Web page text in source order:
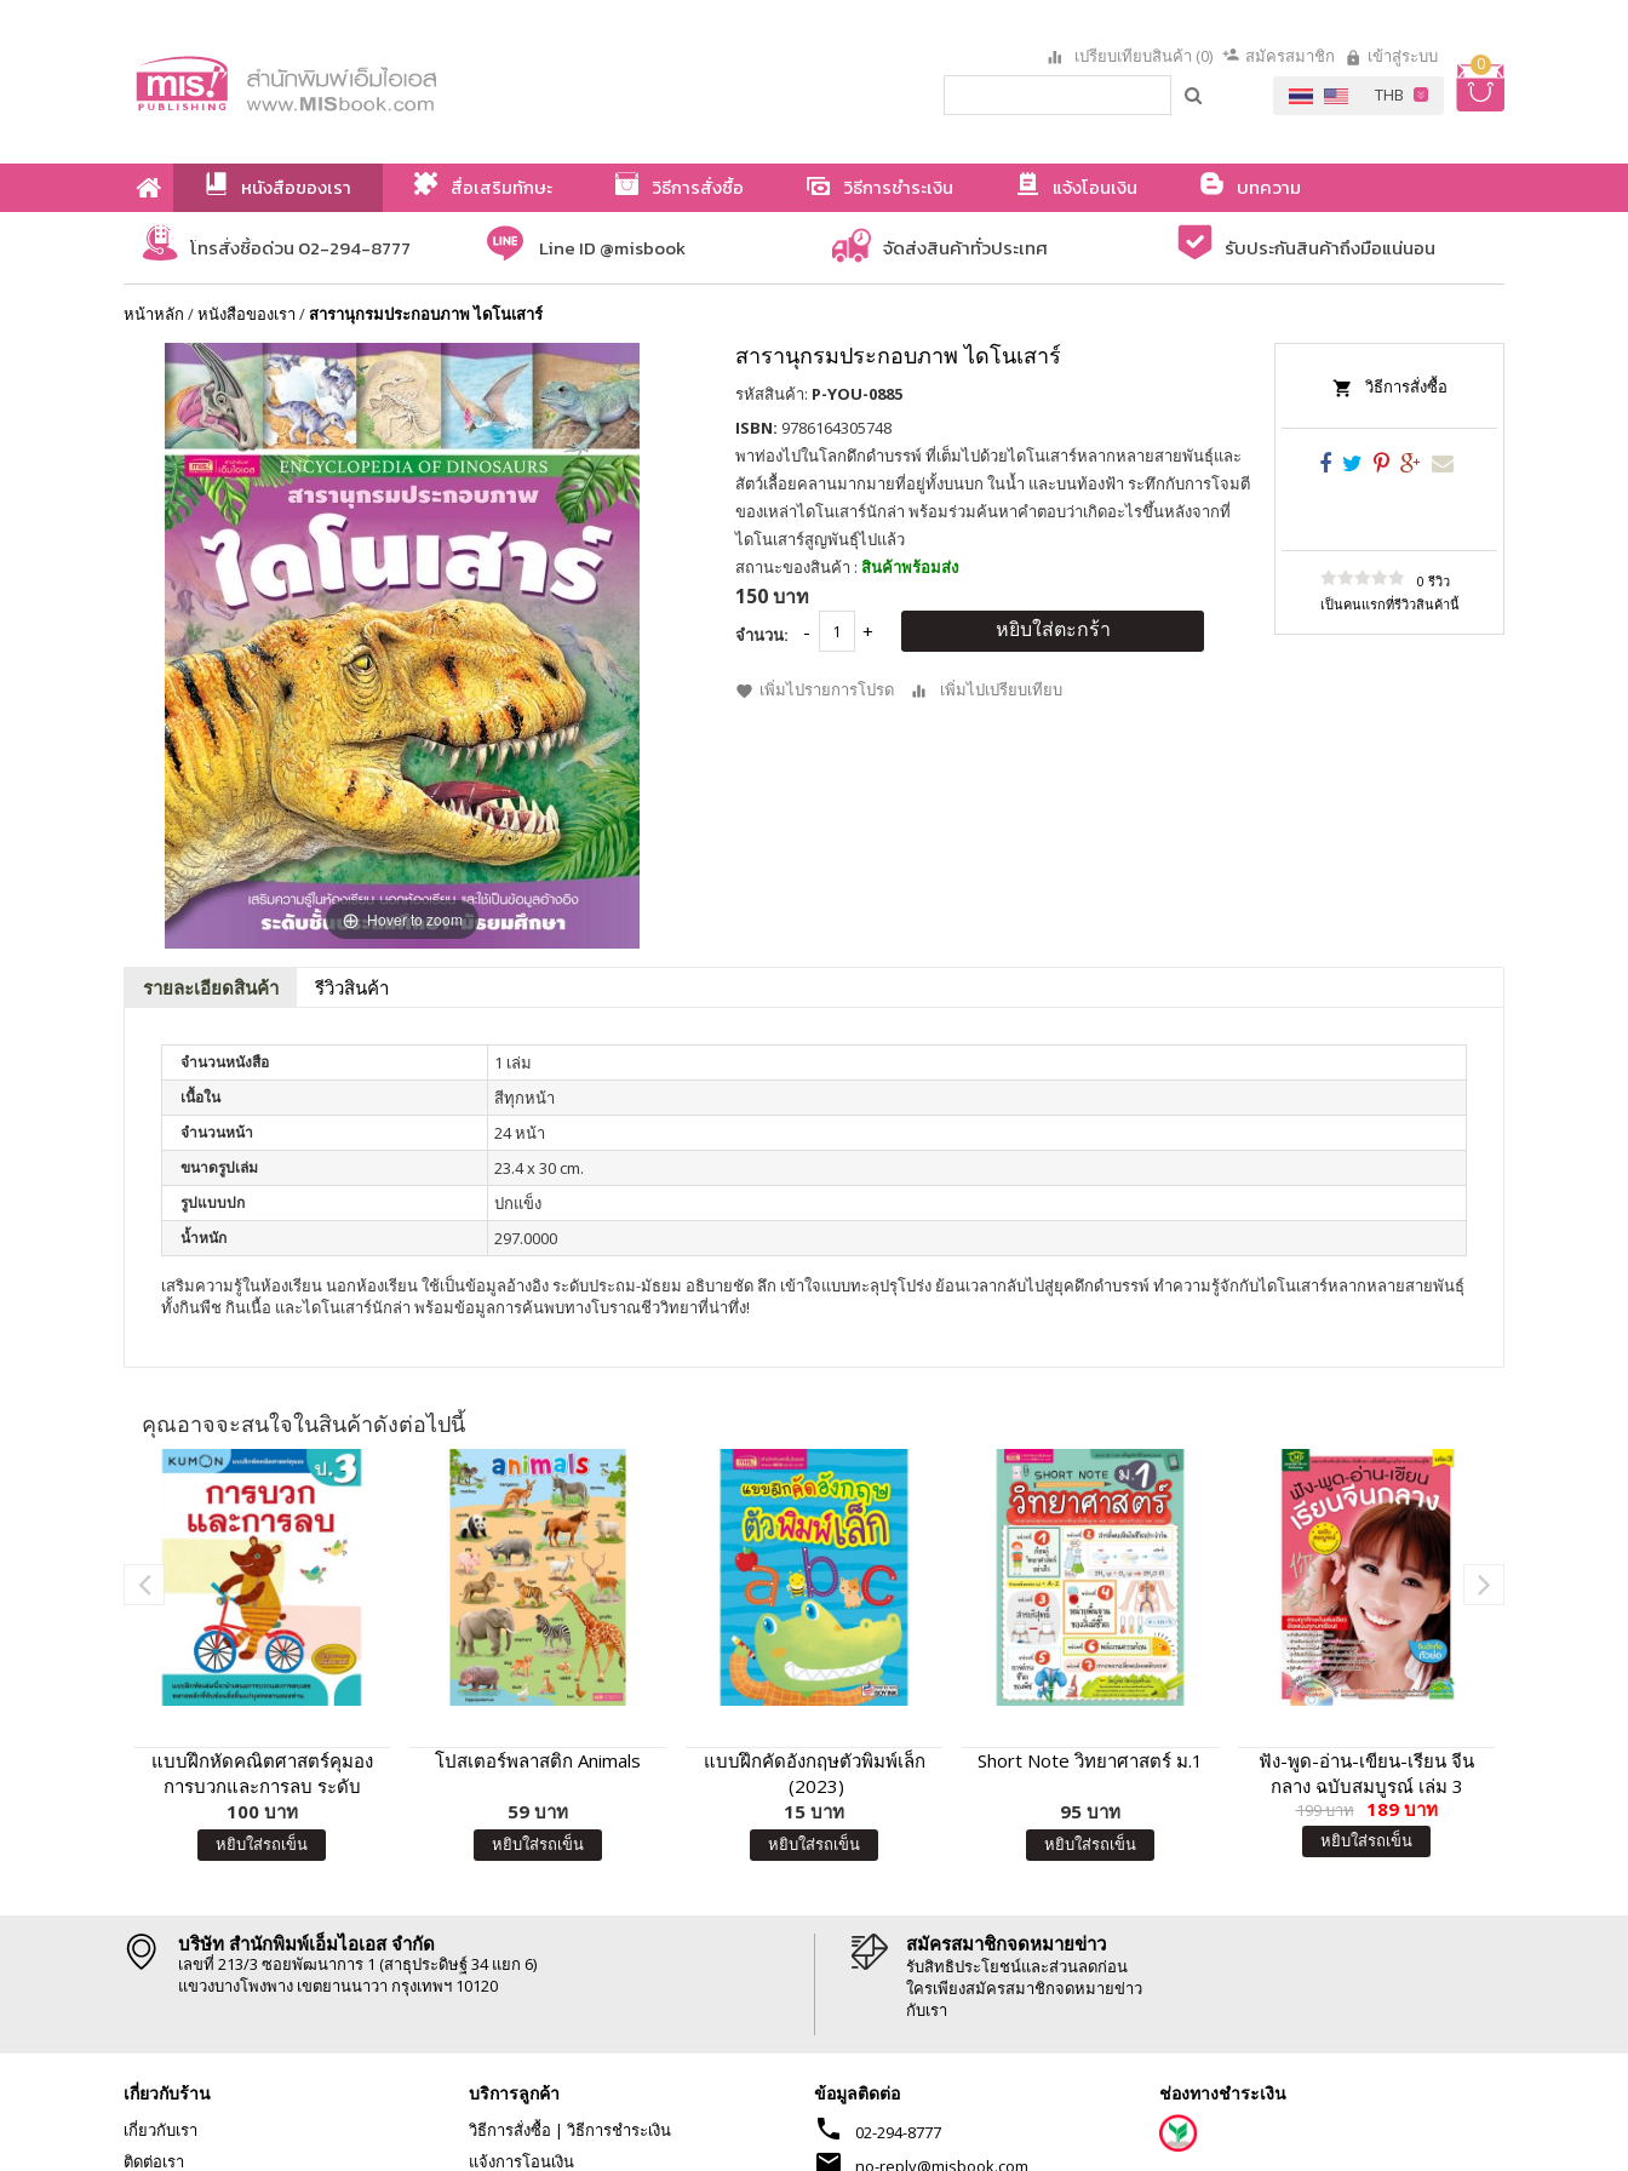
0
เปรียบเทียบสินค้า (0) สมัครสมาชิก เข้าสู่ระบบ
หนังสือของเรา สื่อเสริมทักษะ วิธีการสั่งซื้อ วิธีการชำระเงิน แจ้งโอนเงิน
บทความ
เกี่ยวกับเรา
โทรสั่งซื้อด่วน 02-294-8777 Line ID @misbook จัดส่งสินค้าทั่วประเทศ รับประกันสินค้าถึงมือแน่นอน
หน้าหลัก /หนังสือของเรา /สารานุกรมประกอบภาพ ไดโนเสาร์
Hover to zoom
สารานุกรมประกอบภาพ ไดโนเสาร์
รหัสสินค้า: P-YOU-0885
ISBN: 9786164305748
พาท่องไปในโลกดึกดำบรรพ์ ที่เต็มไปด้วยไดโนเสาร์หลากหลายสายพันธุ์และ
สัตว์เลื้อยคลานมากมายที่อยู่ทั้งบนบก ในน้ำ และบนท้องฟ้า ระทึกกับการโจมตี
ของเหล่าไดโนเสาร์นักล่า พร้อมร่วมค้นหาคำตอบว่าเกิดอะไรขึ้นหลังจากที่
ไดโนเสาร์สูญพันธุ์ไปแล้ว
สถานะของสินค้า : สินค้าพร้อมส่ง
150 บาท
จำนวน: หยิบใส่ตะกร้า
เพิ่มไปรายการโปรด เพิ่มไปเปรียบเทียบ
วิธีการสั่งซื้อ
0 รีวิว
เป็นคนแรกที่รีวิวสินค้านี้
รายละเอียดสินค้า รีวิวสินค้า
จำนวนหนังสือ 1 เล่ม
เนื้อใน สีทุกหน้า
จำนวนหน้า 24 หน้า
ขนาดรูปเล่ม 23.4 x 30 cm.
รูปแบบปก ปกแข็ง
น้ำหนัก 297.0000
เสริมความรู้ในห้องเรียน นอกห้องเรียน ใช้เป็นข้อมูลอ้างอิง ระดับประถม-มัธยม อธิบายชัด ลึก เข้าใจแบบทะลุปรุโปร่ง ย้อนเวลากลับไปสู่ยุคดึกดำบรรพ์ ทำความรู้จักกับไดโนเสาร์หลากหลายสายพันธุ์
ทั้งกินพืช กินเนื้อ และไดโนเสาร์นักล่า พร้อมข้อมูลการค้นพบทางโบราณชีววิทยาที่น่าทึ่ง!
คุณอาจจะสนใจในสินค้าดังต่อไปนี้
แบบฝึกหัดคณิตศาสตร์คุมอง
การบวกและการลบ ระดับ
ประถมศึกษาปีที่ 3
100 บาท
หยิบใส่รถเข็น
โปสเตอร์พลาสติก Animals
59 บาท
หยิบใส่รถเข็น
แบบฝึกคัดอังกฤษตัวพิมพ์เล็ก
(2023)
15 บาท
หยิบใส่รถเข็น
Short Note วิทยาศาสตร์ ม.1
95 บาท
หยิบใส่รถเข็น
ฟัง-พูด-อ่าน-เขียน-เรียน จีน
กลาง ฉบับสมบูรณ์ เล่ม 3
199 บาท 189 บาท
หยิบใส่รถเข็น
บริษัท สำนักพิมพ์เอ็มไอเอส จำกัด
เลขที่ 213/3 ซอยพัฒนาการ 1 (สาธุประดิษฐ์ 34 แยก 6)
แขวงบางโพงพาง เขตยานนาวา กรุงเทพฯ 10120
สมัครสมาชิกจดหมายข่าว
รับสิทธิประโยชน์และส่วนลดก่อน
ใครเพียงสมัครสมาชิกจดหมายข่าว
กับเรา
เกี่ยวกับร้าน
เกี่ยวกับเรา
ติดต่อเรา
บริการลูกค้า
วิธีการสั่งซื้อ | วิธีการชำระเงิน
แจ้งการโอนเงิน
ข้อมูลติดต่อ
phone 02-294-8777
mail no-reply@misbook.com
ช่องทางชำระเงิน